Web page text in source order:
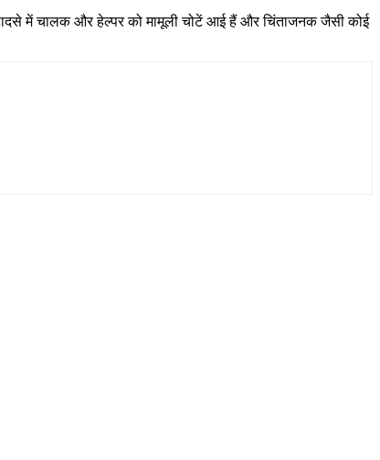
में चालक और हेल्पर को मामूली चोटें आई हैं और चिंताजनक जैसी कोई